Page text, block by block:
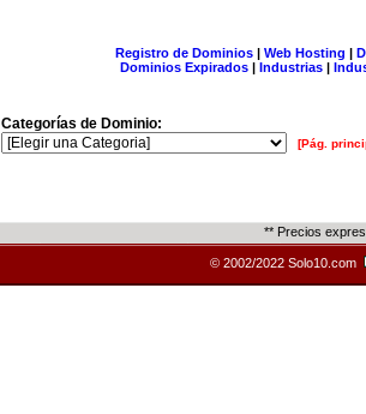
Registro de Dominios| Web Hosting |
Dominios Expirados | Industrias |
Categorías de Dominio:
[Pág.
** Precios
© 2002/2022 Solo10.com